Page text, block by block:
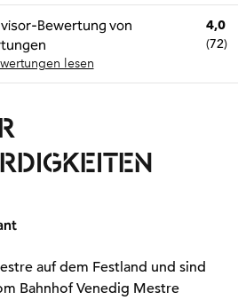
4,0
(72)
lesen
auf dem Festland und sind
Bahnhof Venedig Mestre